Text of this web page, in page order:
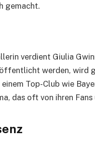
gemacht.
verdient Giulia
werden, wird
Top-Club wie
das oft von ihren